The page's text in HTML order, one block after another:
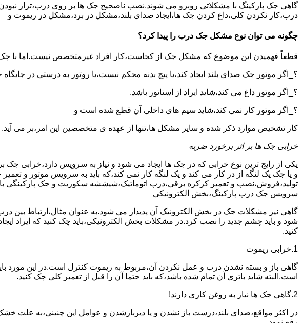
گاهی جک پارکینگ با مشکلاتی روبرو می شوند.نصب ناصحیح جک ها بر روی درب،تراز
درب،کار نکردن کلی،داغ کردن جک ها،ایجاد صدای بلند،مشکل در برد،مشکل در ریموت و
چگونه می توان نوع مشکل جک درب را پیدا کرد؟
قطعاً فهمیدن این موضوع که مشکل جک از کجاست،کار افراد غیرمتخصص نیست.اما با
؟_اگر موتور جک صدای بلند ایجاد کند،یا پیچ بدنه محکم نیست،یا روتور به درستی در
؟_اگر موتور داغ می کند،شاید ایراد از استاتور باشد.
؟_اگر موتور کار نمی کند،شاید سیم های داخلی آن قطع شده است و
کار تشخیص موارد ذکر شده و سایر مشکل ها،تنها از عهده ی متخصصین این امر،بر می آید.
خرابی جک ها بر اثر برخورد ضربه
یکی از رایج ترین نوع خرابی که در جک ها ایجاد می شود و نیاز به سرویس دارد،خرابی
و یا جک یک لنگه از در کار می کند و یک لنگه کار نمی کند،که باید به سرویس موتور و
تولید،فروش،نصب و تعمیر کرکره برقی،درب اتوماتیک،شیششه سکوریت و جک پارکینگی با
سرویس جک درب پارکینگ،بخش الکترونیکی
گاهی نیز مشکلات جک در بخش الکترونیک آن پدیدار می شود.به عنوان مثال،ارتباط
شود و باید چشم جدید را نصب کرد.در مشکلات بخش الکترونیکی،باید چک کنید که
کنید.
1.خرابی ریموت
گاهی باز و بسته نشدن درب و عمل نکردن آن،مربوط به ریموت کنترل است.در این مورد
است.البته شاید باتری آن تمام شده باشد،که باید حتما آن را قبل از تعمیر کلی چک کنید.
2.گاهی جک ها نیاز به روغن کاری دارند!
در اکثر مواقع،صدای بلند،درست باز نشدن و یا دیربازشدن و عوامل این چنینی،به علت